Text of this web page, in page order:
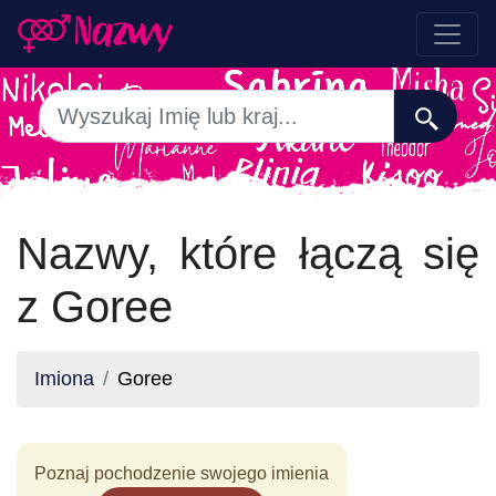
Nazwy, które łączą się
z Goree
Imiona Goree
Poznaj pochodzenie swojego imienia